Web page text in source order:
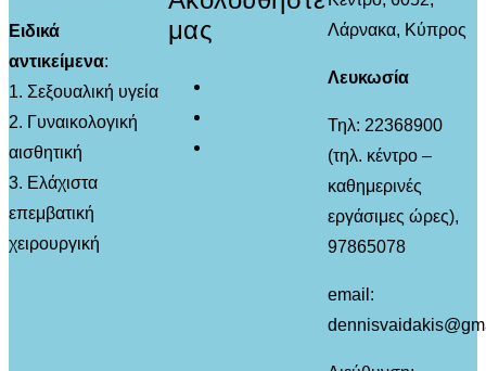
Ειδικά
αντικείμενα:
1. Σεξουαλική υγεία
2. Γυναικολογική
αισθητική
3. Ελάχιστα
επεμβατική
χειρουργική
μας
Λάρνακα, Κύπρος
Λευκωσία
Τηλ: 22368900
(τηλ. κέντρο –
καθημερινές
εργάσιμες ώρες),
97865078
email: